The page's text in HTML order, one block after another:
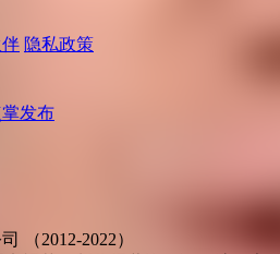
隐私政策
掌发布
（2012-2022）